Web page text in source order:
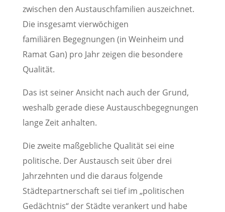
zwischen den Austauschfamilien auszeichnet.
Die insgesamt vierwöchigen
familiären Begegnungen (in Weinheim und
Ramat Gan) pro Jahr zeigen die besondere
Qualität.
Das ist seiner Ansicht nach auch der Grund,
weshalb gerade diese Austauschbegegnungen
lange Zeit anhalten.
Die zweite maßgebliche Qualität sei eine
politische. Der Austausch seit über drei
Jahrzehnten und die daraus folgende
Städtepartnerschaft sei tief im „politischen
Gedächtnis“ der Städte verankert und habe